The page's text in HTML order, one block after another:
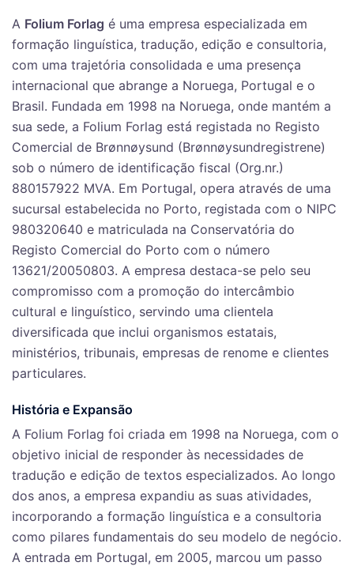
A Folium Forlag é uma empresa especializada em
formação linguística, tradução, edição e consultoria,
com uma trajetória consolidada e uma presença
internacional que abrange a Noruega, Portugal e o
Brasil. Fundada em 1998 na Noruega, onde mantém a
sua sede, a Folium Forlag está registada no Registo
Comercial de Brønnøysund (Brønnøysundregistrene)
sob o número de identificação fiscal (Org.nr.)
880157922 MVA. Em Portugal, opera através de uma
sucursal estabelecida no Porto, registada com o NIPC
980320640 e matriculada na Conservatória do
Registo Comercial do Porto com o número
13621/20050803. A empresa destaca-se pelo seu
compromisso com a promoção do intercâmbio
cultural e linguístico, servindo uma clientela
diversificada que inclui organismos estatais,
ministérios, tribunais, empresas de renome e clientes
particulares.
História e Expansão
A Folium Forlag foi criada em 1998 na Noruega, com o
objetivo inicial de responder às necessidades de
tradução e edição de textos especializados. Ao longo
dos anos, a empresa expandiu as suas atividades,
incorporando a formação linguística e a consultoria
como pilares fundamentais do seu modelo de negócio.
A entrada em Portugal, em 2005, marcou um passo